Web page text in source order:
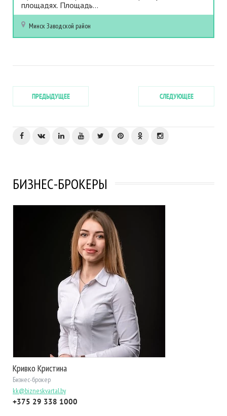
площадях. Площадь...
Минск Заводской район
ПРЕДЫДУЩЕЕ СЛЕДУЮЩЕЕ
БИЗНЕС-БРОКЕРЫ
Кривко Кристина
Бизнес-брокер
kk@bizneskvartal.by
+375 29 338 1000